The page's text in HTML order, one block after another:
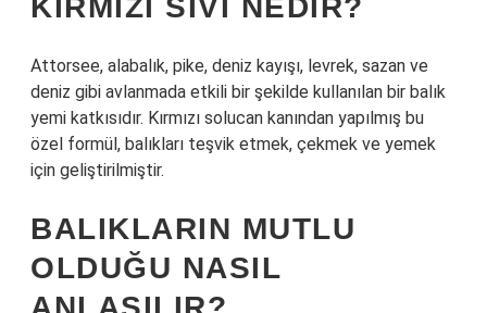
KIRMIZI SIVI NEDIR?
Attorsee, alabalık, pike, deniz kayışı, levrek, sazan ve
deniz gibi avlanmada etkili bir şekilde kullanılan bir balık
yemi katkısıdır. Kırmızı solucan kanından yapılmış bu
özel formül, balıkları teşvik etmek, çekmek ve yemek
için geliştirilmiştir.
BALIKLARIN MUTLU
OLDUĞU NASIL